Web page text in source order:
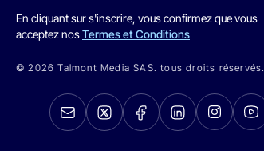
En cliquant sur s'inscrire, vous confirmez que vous
acceptez nosTermes et Conditions
© 2026 Talmont Media SAS. tous droits réservés.